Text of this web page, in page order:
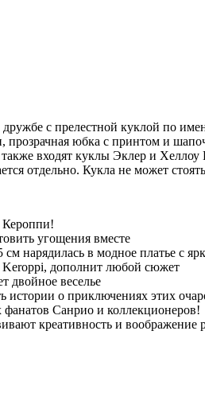
дружбе с прелестной куклой по
прозрачная юбка с принтом и
входят куклы Эклер и
отдельно. Кукла не может
Кероппи!
угощения вместе
нарядилась в модное платье с
дополнит любой сюжет
двойное веселье
о приключениях этих
Санрио и коллекционеров!
креативность и